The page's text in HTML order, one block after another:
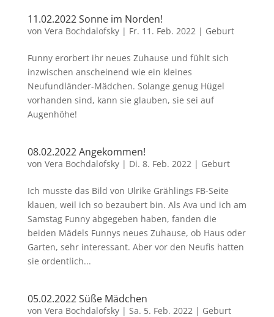
11.02.2022 Sonne im Norden!
von Vera Bochdalofsky| Fr. 11. Feb. 2022| Geburt
Funny erorbert ihr neues Zuhause und fühlt sich
inzwischen anscheinend wie ein kleines
Neufundländer-Mädchen. Solange genug Hügel
vorhanden sind, kann sie glauben, sie sei auf
Augenhöhe!
08.02.2022 Angekommen!
von Vera Bochdalofsky| Di. 8. Feb. 2022| Geburt
Ich musste das Bild von Ulrike Grählings FB-Seite
klauen, weil ich so bezaubert bin. Als Ava und ich am
Samstag Funny abgegeben haben, fanden die
beiden Mädels Funnys neues Zuhause, ob Haus oder
Garten, sehr interessant. Aber vor den Neufis hatten
sie ordentlich...
05.02.2022 Süße Mädchen
von Vera Bochdalofsky| Sa. 5. Feb. 2022| Geburt